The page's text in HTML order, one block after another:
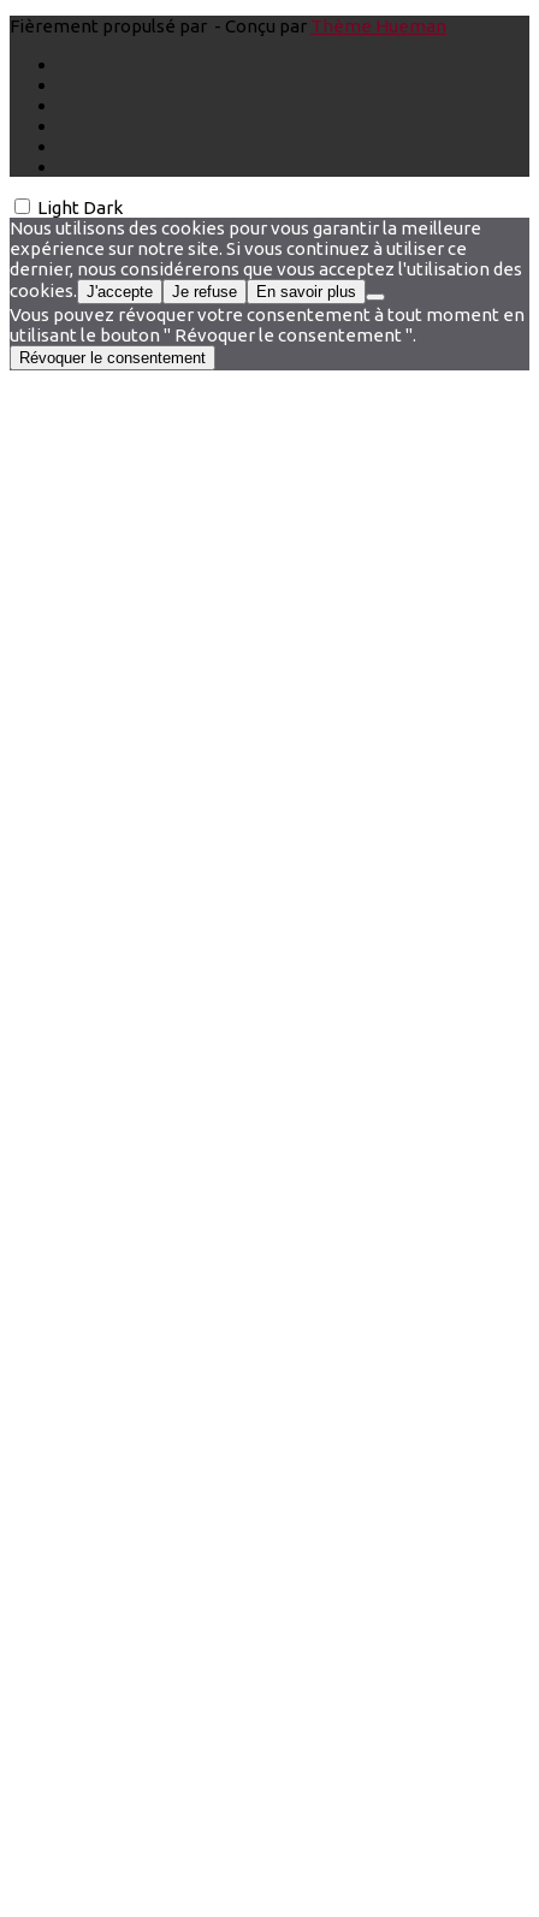
Fièrement propulsé par - Conçu par Thème Hueman
Light Dark
Nous utilisons des cookies pour vous garantir la meilleure
expérience sur notre site. Si vous continuez à utiliser ce
dernier, nous considérerons que vous acceptez l'utilisation des
cookies. J'accepte Je refuse En savoir plus
Vous pouvez révoquer votre consentement à tout moment en
utilisant le bouton " Révoquer le consentement ".
Révoquer le consentement